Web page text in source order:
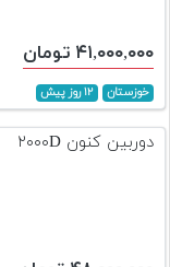
۴۱,۰۰۰,۰۰۰ تومان
خوزستان ۱۲ روز پیش
دوربین کنون ۲۰۰۰D